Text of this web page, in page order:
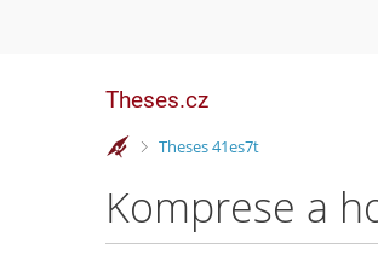
Theses.cz
>
Theses 41es7t
Komprese a